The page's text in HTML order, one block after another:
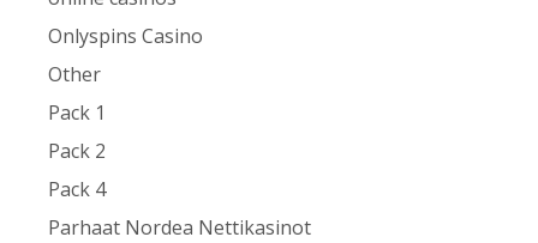
Onlyspins Casino
Other
Pack 1
Pack 2
Pack 4
Parhaat Nordea Nettikasinot